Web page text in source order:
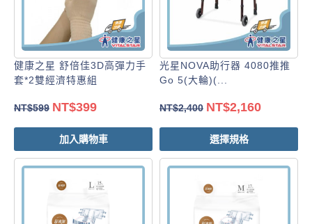
健康之星 舒倍佳3D高彈力手
套*2雙經濟特惠組
NT$599 NT$399
加入購物車
光星NOVA助行器 4080推推
Go 5(大輪)(...
NT$2,400 NT$2,160
選擇規格